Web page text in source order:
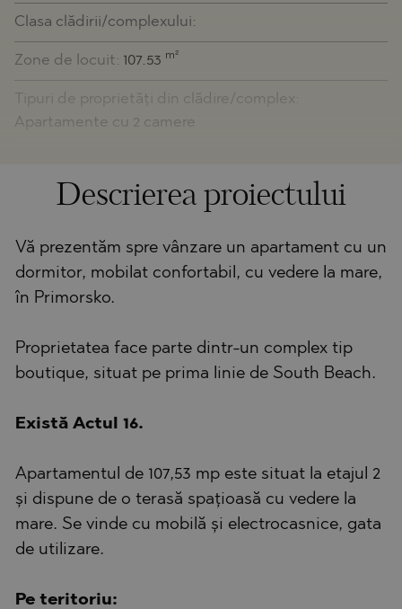
Clasa clădirii/complexului:
Zone de locuit: 107.53 m²
Tipuri de proprietăți din clădire/complex:
Apartamente cu 2 camere
Descrierea proiectului
Vă prezentăm spre vânzare un apartament cu un
dormitor, mobilat confortabil, cu vedere la mare,
în Primorsko.
Proprietatea face parte dintr-un complex tip
boutique, situat pe prima linie de South Beach.
Există Actul 16.
Apartamentul de 107,53 mp este situat la etajul 2
și dispune de o terasă spațioasă cu vedere la
mare. Se vinde cu mobilă și electrocasnice, gata
de utilizare.
Pe teritoriu: